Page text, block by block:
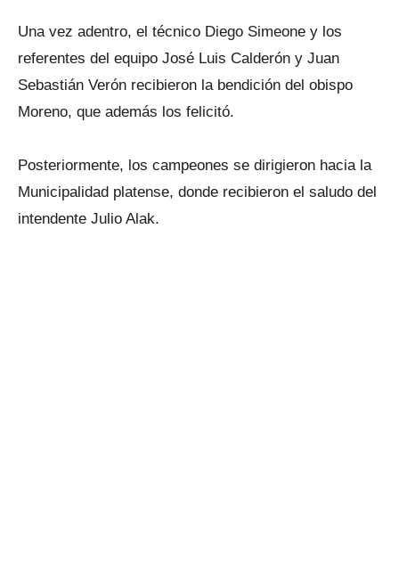
Una vez adentro, el técnico Diego Simeone y los
referentes del equipo José Luis Calderón y Juan
Sebastián Verón recibieron la bendición del obispo
Moreno, que además los felicitó.
Posteriormente, los campeones se dirigieron hacia la
Municipalidad platense, donde recibieron el saludo del
intendente Julio Alak.